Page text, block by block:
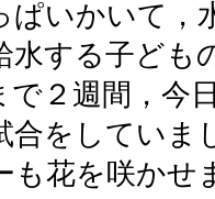
ぱいかいて，
水する子ども
で２週間，今
合をしていま
も花を咲かせ